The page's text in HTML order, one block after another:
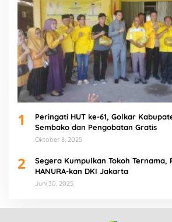
1
Peringati HUT ke-61, Golkar
Sembako dan Pengobatan Gratis
Oktober 8, 2025
2
Segera Kumpulkan Tokoh Ternama,
HANURA-kan DKI Jakarta
Juni 30, 2025